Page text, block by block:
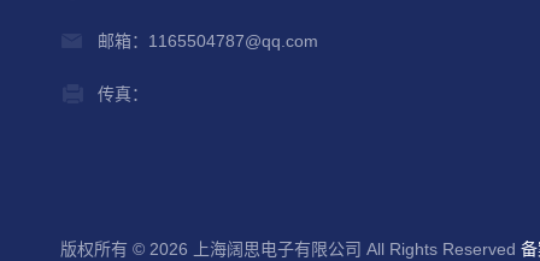
邮箱：1165504787@qq.com
传真：
版权所有 © 2026 上海阔思电子有限公司 All Rights Reserved